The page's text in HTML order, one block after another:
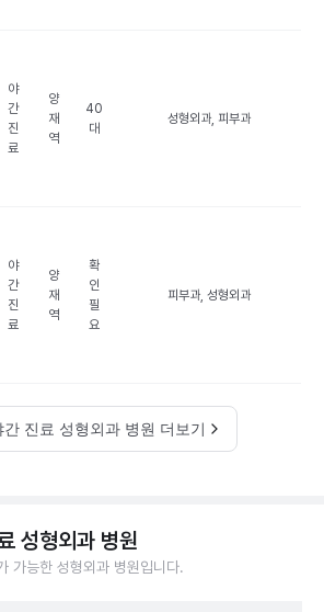
야
간
진
료
양
재
역
40
대
성형외과, 피부과
야
간
진
료
양
재
역
확
인
필
요
피부과, 성형외과
간 진료 성형외과 병원 더보기
성형외과 병원
가능한 성형외과 병원입니다.